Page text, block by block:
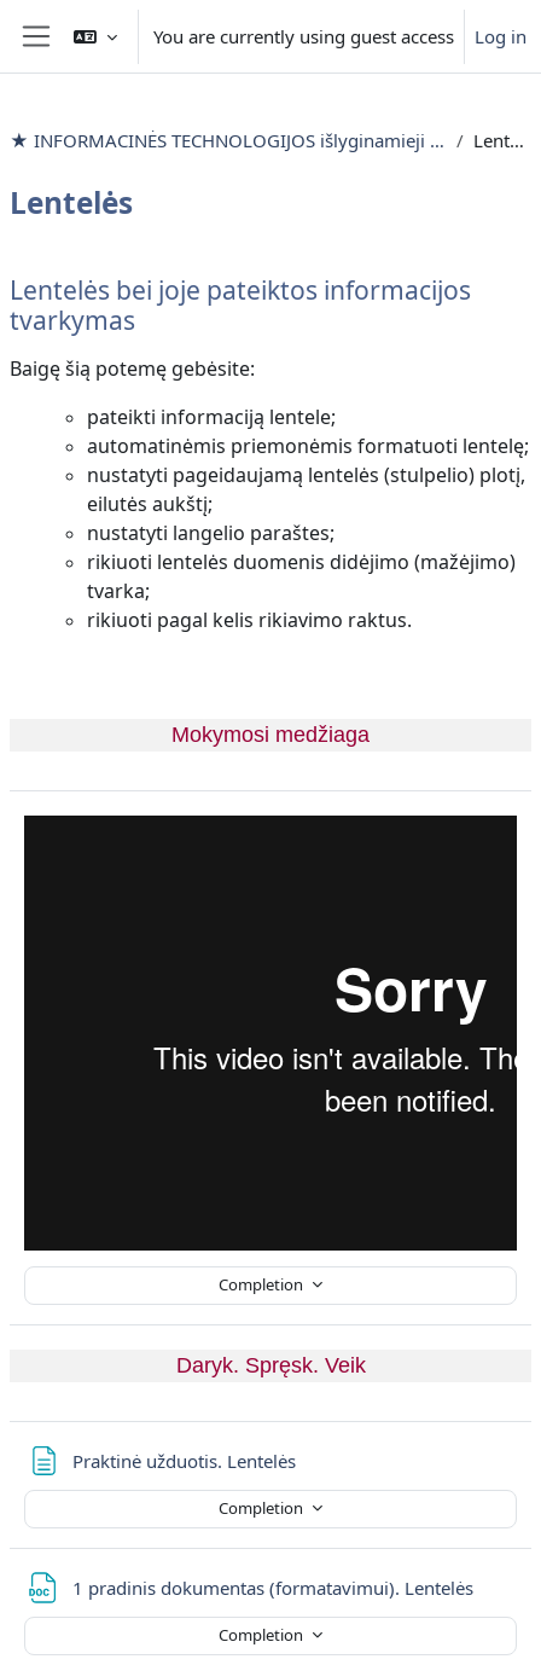
Skip to main content
Side panel
You are currently using guest access Log in
★ INFORMACINĖS TECHNOLOGIJOS išlyginamieji mokymai Lentelės
Lentelės
Section outline
Lentelės bei joje pateiktos informacijos
tvarkymas
Baigę šią potemę gebėsite:
pateikti informaciją lentele;
automatinėmis priemonėmis formatuoti lentelę;
nustatyti pageidaujamą lentelės (stulpelio) plotį,
eilutės aukštį;
nustatyti langelio paraštes;
rikiuoti lentelės duomenis didėjimo (mažėjimo)
tvarka;
rikiuoti pagal kelis rikiavimo raktus.
Mokymosi medžiaga
Completion
Daryk. Spręsk. Veik
Praktinė užduotis. LentelėsPage
Completion
1 pradinis dokumentas (formatavimui). Lentelės
Completion